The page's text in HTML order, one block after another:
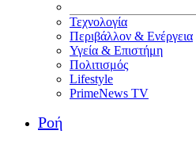
Τεχνολογία
Περιβάλλον & Ενέργεια
Υγεία & Επιστήμη
Πολιτισμός
Lifestyle
PrimeNews TV
Ροή